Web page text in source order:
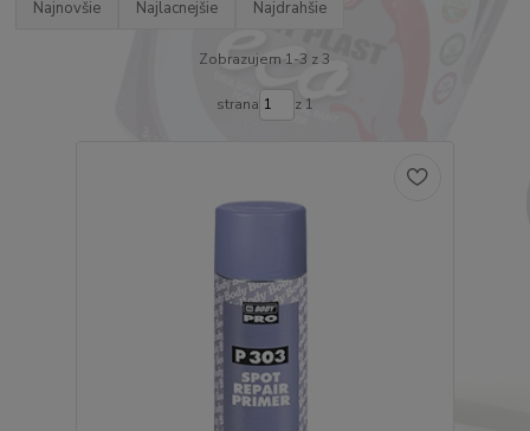
Najnovšie Najlacnejšie Najdrahšie
Zobrazujem 1-3 z 3
strana z 1